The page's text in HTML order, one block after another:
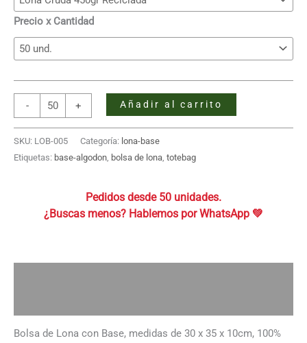
Precio x Cantidad
-
de
Base
+ Añadir al carrito
SKU: LOB-005 Categoría: lona-base
Etiquetas: base-algodon bolsa de lona totebag
Pedidos desde 50 unidades.
Bolsa de Lona con Base, medidas de 30 x 35 x 10cm, 100%